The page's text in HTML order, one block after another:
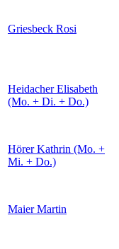
Griesbeck Rosi
Heidacher Elisabeth
(Mo. + Di. + Do.)
Hörer Kathrin (Mo. +
Mi. + Do.)
Maier Martin